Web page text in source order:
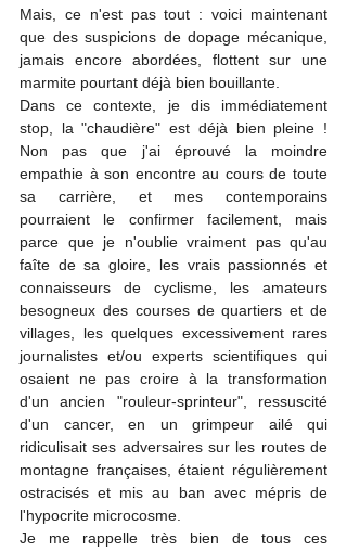
Mais, ce n'est pas tout : voici maintenant
que des suspicions de dopage mécanique,
jamais encore abordées, flottent sur une
marmite pourtant déjà bien bouillante.
Dans ce contexte, je dis immédiatement
stop, la "chaudière" est déjà bien pleine !
Non pas que j'ai éprouvé la moindre
empathie à son encontre au cours de toute
sa carrière, et mes contemporains
pourraient le confirmer facilement, mais
parce que je n'oublie vraiment pas qu'au
faîte de sa gloire, les vrais passionnés et
connaisseurs de cyclisme, les amateurs
besogneux des courses de quartiers et de
villages, les quelques excessivement rares
journalistes et/ou experts scientifiques qui
osaient ne pas croire à la transformation
d'un ancien "rouleur-sprinteur", ressuscité
d'un cancer, en un grimpeur ailé qui
ridiculisait ses adversaires sur les routes de
montagne françaises, étaient régulièrement
ostracisés et mis au ban avec mépris de
l'hypocrite microcosme.
Je me rappelle très bien de tous ces